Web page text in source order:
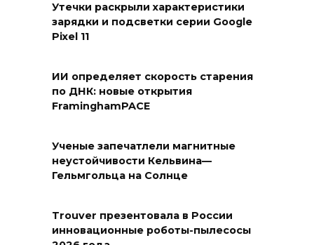
Утечки раскрыли характеристики
зарядки и подсветки серии Google
Pixel 11
ИИ определяет скорость старения
по ДНК: новые открытия
FraminghamPACE
Ученые запечатлели магнитные
неустойчивости Кельвина—
Гельмгольца на Солнце
Trouver презентовала в России
инновационные роботы-пылесосы